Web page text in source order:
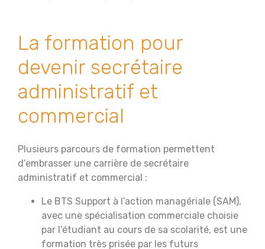
La formation pour
devenir secrétaire
administratif et
commercial
Plusieurs parcours de formation permettent
d’embrasser une carrière de secrétaire
administratif et commercial :
Le BTS Support à l’action managériale (SAM),
avec une spécialisation commerciale choisie
par l’étudiant au cours de sa scolarité, est une
formation très prisée par les futurs